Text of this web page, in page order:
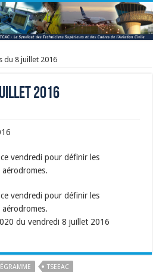
du 8 juillet 2016
2016
vendredi pour définir les
vendredi pour définir les
du vendredi 8 juillet 2016
TSEEAC